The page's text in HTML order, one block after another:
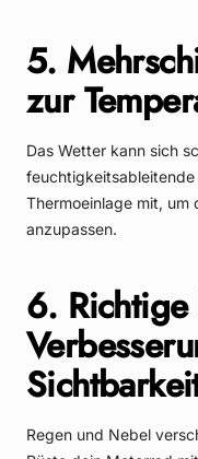
5.
zur
Das Wetter kann sich
feuchtigkeitsableitende
Thermoeinlage mit, um
anzupassen.
6. Richtige
Regen und Nebel